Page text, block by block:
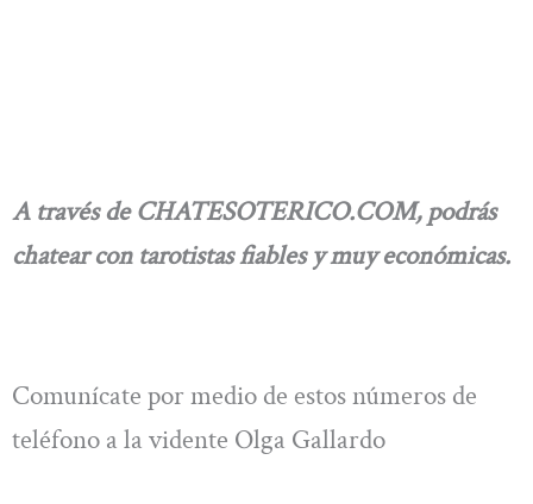
A través de CHATESOTERICO.COM, podrás
chatear con tarotistas fiables y muy económicas.
Comunícate por medio de estos números de
teléfono a la vidente Olga Gallardo